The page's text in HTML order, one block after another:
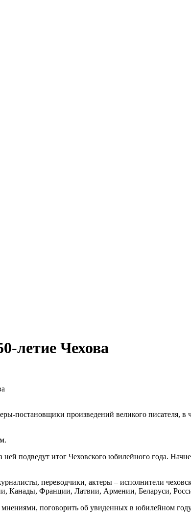
летие Чехова
постановщики произведений великого писателя, в
подведут итог Чеховского юбилейного года.
переводчики, актеры – исполнители
Канады, Франции, Латвии, Армении, Беларуси,
поговорить об увиденных в юбилейном